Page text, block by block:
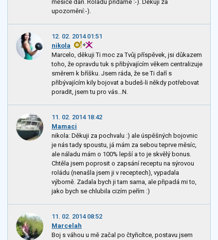
měsíce daří. Roládu přidáme :-). Děkuji za
upozornění:-).
12. 02. 2014 01:51
nikola
Marcelo, děkuji Ti moc za Tvůj příspěvek, jsi důkazem
toho, že opravdu tuk s přibývajícím věkem centralizuje
směrem k bříšku. Jsem ráda, že se Ti daří s
přibývajícím kily bojovat a budeš-li někdy potřebovat
poradit, jsem tu pro vás...N.
11. 02. 2014 18:42
Mamaci
nikola: Děkuji za pochvalu :) ale úspěšných bojovnic
je nás tady spoustu, já mám za sebou teprve měsíc,
ale náladu mám o 100% lepší a to je skvělý bonus.
Chtěla jsem poprosit o zapsání receptu na sýrovou
roládu (nenašla jsem ji v receptech), vypadala
výborně. Zadala bych ji tam sama, ale připadá mi to,
jako bych se chlubila cizím peřím :)
11. 02. 2014 08:52
Marcelah
Boj s váhou u mě začal po čtyřicítce, postavu jsem